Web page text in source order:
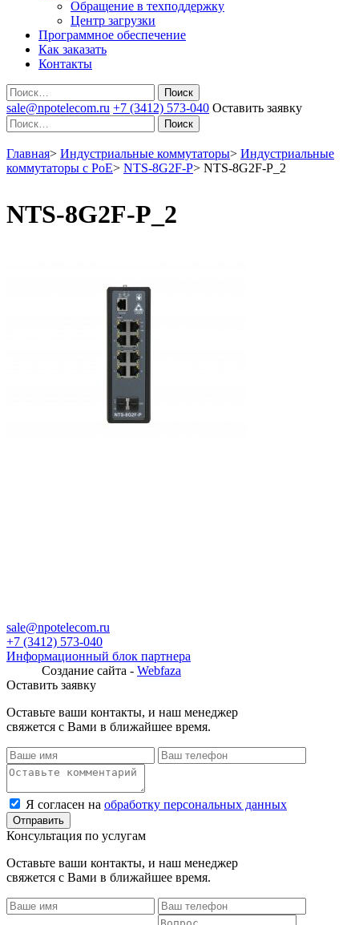
Обращение в техподдержку
Центр загрузки
Программное обеспечение
Как заказать
Контакты
Поиск
sale@npotelecom.ru +7 (3412) 573-040 Оставить заявку
Поиск
Главная> Индустриальные коммутаторы> Индустриальные
коммутаторы c PoE> NTS-8G2F-P> NTS-8G2F-P_2
NTS-8G2F-P_2
sale@npotelecom.ru
+7 (3412) 573-040
Информационный блок партнера
Создание сайта - Webfaza
Оставить заявку
Оставьте ваши контакты, и наш менеджер
свяжется с Вами в ближайшее время.
Я согласен на обработку персональных данных
Консультация по услугам
Оставьте ваши контакты, и наш менеджер
свяжется с Вами в ближайшее время.